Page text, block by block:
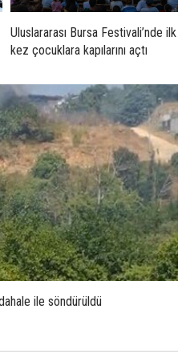
Uluslararası Bursa Festivali’nde ilk
kez çocuklara kapılarını açtı
ile söndürüldü